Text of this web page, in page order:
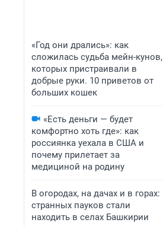
«Год они дрались»: как
сложилась судьба мейн-кунов,
которых пристраивали в
добрые руки. 10 приветов от
больших кошек
«Есть деньги — будет
комфортно хоть где»: как
россиянка уехала в США и
почему прилетает за
медициной на родину
В огородах, на дачах и в горах:
странных пауков стали
находить в селах Башкирии